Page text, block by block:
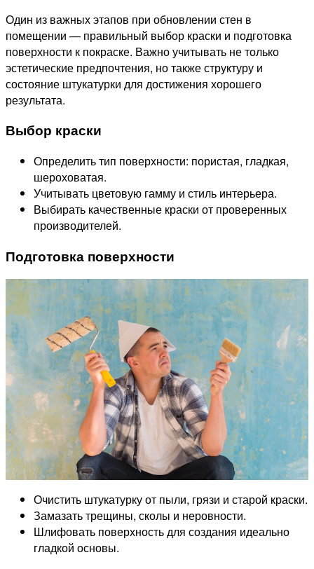
Один из важных этапов при обновлении стен в
помещении — правильный выбор краски и подготовка
поверхности к покраске. Важно учитывать не только
эстетические предпочтения, но также структуру и
состояние штукатурки для достижения хорошего
результата.
Выбор краски
Определить тип поверхности: пористая, гладкая,
шероховатая.
Учитывать цветовую гамму и стиль интерьера.
Выбирать качественные краски от проверенных
производителей.
Подготовка поверхности
Очистить штукатурку от пыли, грязи и старой краски.
Замазать трещины, сколы и неровности.
Шлифовать поверхность для создания идеально
гладкой основы.